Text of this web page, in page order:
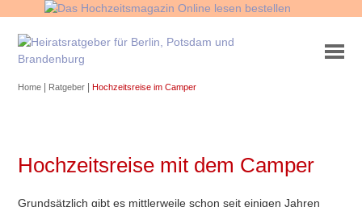
Home Ratgeber |Hochzeitsreise im Camper
Hochzeitsreise mit dem Camper
Grundsätzlich gibt es mittlerweile schon seit einigen Jahren